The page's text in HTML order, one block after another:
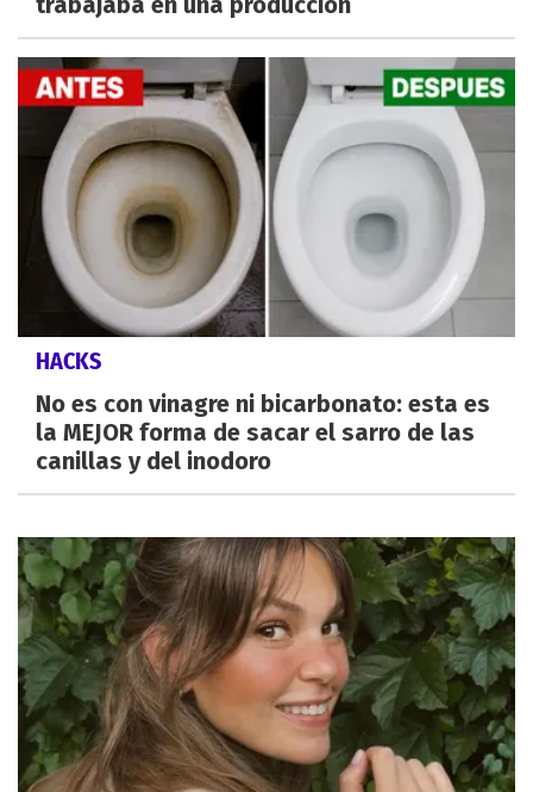
HACKS
No es con vinagre ni bicarbonato: esta es
la MEJOR forma de sacar el sarro de las
canillas y del inodoro